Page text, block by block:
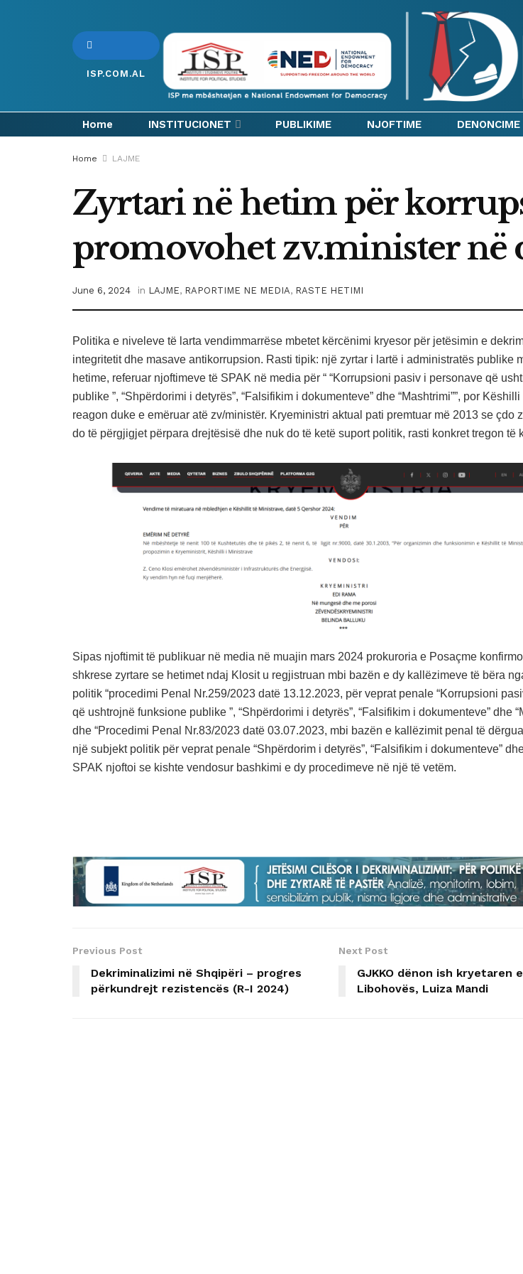
ISP.COM.AL
Home INSTITUCIONET PUBLIKIME NJOFTIME
Home LAJME
Zyrtari në hetim për
promovohet zv.minister në
June 6, 2024 in LAJME, RAPORTIME NE MEDIA, RASTE HETIMI
Politika e niveleve të larta vendimmarrëse mbetet kërcënimi kryesor për jetësimin e
integritetit dhe masave antikorrupsion. Rasti tipik: një zyrtar i lartë i administratës publike
hetime, referuar njoftimeve të SPAK në media për “ “Korrupsioni pasiv i personave që
publike ”, “Shpërdorimi i detyrës”, “Falsifikim i dokumenteve” dhe “Mashtrimi””, por
reagon duke e emëruar atë zv/ministër. Kryeministri aktual pati premtuar më 2013 se çdo
do të përgjigjet përpara drejtësisë dhe nuk do të ketë suport politik, rasti konkret tregon të
Sipas njoftimit të publikuar në media në muajin mars 2024 prokuroria e Posaçme
shkrese zyrtare se hetimet ndaj Klosit u regjistruan mbi bazën e dy kallëzimeve të bëra
politik “procedimi Penal Nr.259/2023 datë 13.12.2023, për veprat penale “Korrupsioni
që ushtrojnë funksione publike ”, “Shpërdorimi i detyrës”, “Falsifikim i dokumenteve” dhe
dhe “Procedimi Penal Nr.83/2023 datë 03.07.2023, mbi bazën e kallëzimit penal të
një subjekt politik për veprat penale “Shpërdorim i detyrës”, “Falsifikim i dokumenteve”
SPAK njoftoi se kishte vendosur bashkimi e dy procedimeve në një të vetëm.
Previous Post
Dekriminalizimi në Shqipëri – progres
përkundrejt rezistencës (R-I 2024)
Next Post
GJKKO dënon ish kryetaren
Libohovës, Luiza Mandi